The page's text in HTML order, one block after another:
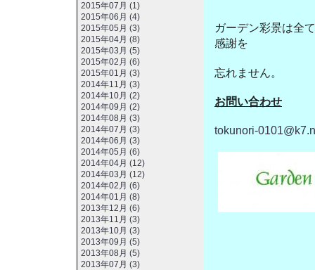
ガーデン彩景は全
感謝を
忘れません。
お問い合わせ
tokunori-
2015年07月 (1)
2015年06月 (4)
2015年05月 (3)
2015年04月 (8)
2015年03月 (5)
2015年02月 (6)
2015年01月 (3)
2014年11月 (3)
2014年10月 (2)
2014年09月 (2)
2014年08月 (3)
2014年07月 (3)
2014年06月 (3)
2014年05月 (6)
2014年04月 (12)
2014年03月 (12)
2014年02月 (6)
2014年01月 (8)
2013年12月 (6)
2013年11月 (3)
2013年10月 (3)
2013年09月 (5)
2013年08月 (5)
2013年07月 (3)